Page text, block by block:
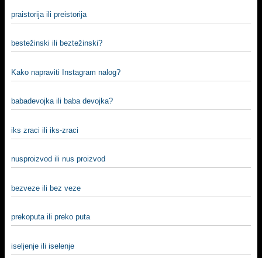
praistorija ili preistorija
bestežinski ili beztežinski?
Kako napraviti Instagram nalog?
babadevojka ili baba devojka?
iks zraci ili iks-zraci
nusproizvod ili nus proizvod
bezveze ili bez veze
prekoputa ili preko puta
iselјenje ili iselenje